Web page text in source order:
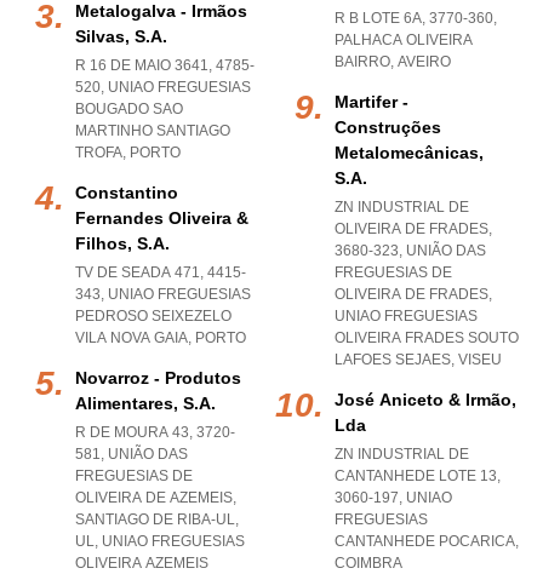
Metalogalva - Irmãos
Silvas, S.a.
R 16 DE MAIO 3641, 4785-
520, UNIAO FREGUESIAS
BOUGADO SAO
MARTINHO SANTIAGO
TROFA, PORTO
Constantino
Fernandes Oliveira &
Filhos, S.a.
TV DE SEADA 471, 4415-
343, UNIAO FREGUESIAS
PEDROSO SEIXEZELO
VILA NOVA GAIA, PORTO
Novarroz - Produtos
Alimentares, S.a.
R DE MOURA 43, 3720-
581, UNIÃO DAS
FREGUESIAS DE
OLIVEIRA DE AZEMEIS,
SANTIAGO DE RIBA-UL,
UL, UNIAO FREGUESIAS
OLIVEIRA AZEMEIS
R B LOTE 6A, 3770-360,
PALHACA OLIVEIRA
BAIRRO, AVEIRO
Martifer -
Construções
Metalomecânicas,
S.a.
ZN INDUSTRIAL DE
OLIVEIRA DE FRADES,
3680-323, UNIÃO DAS
FREGUESIAS DE
OLIVEIRA DE FRADES,
UNIAO FREGUESIAS
OLIVEIRA FRADES SOUTO
LAFOES SEJAES, VISEU
José Aniceto & Irmão,
Lda
ZN INDUSTRIAL DE
CANTANHEDE LOTE 13,
3060-197, UNIAO
FREGUESIAS
CANTANHEDE POCARICA,
COIMBRA